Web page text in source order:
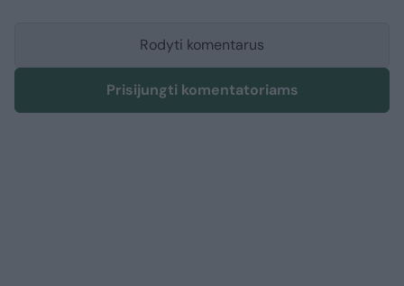
Rodyti komentarus
Prisijungti komentatoriams